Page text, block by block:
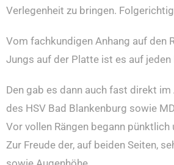
Verlegenheit zu bringen.
Vom fachkundigen Anhang auf den
Jungs auf der Platte ist es auf
Den gab es dann auch fast direkt
des HSV Bad Blankenburg sowie
Vor vollen Rängen begann
Zur Freude der, auf beiden Seiten,